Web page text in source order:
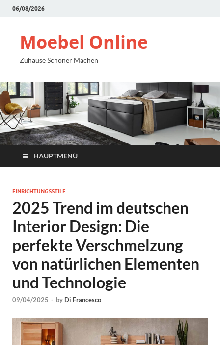
06/08/2026
Moebel Online
Zuhause Schöner Machen
HAUPTMENÜ
EINRICHTUNGSSTILE
2025 Trend im deutschen
Interior Design: Die
perfekte Verschmelzung
von natürlichen Elementen
und Technologie
09/04/2025 - by Di Francesco